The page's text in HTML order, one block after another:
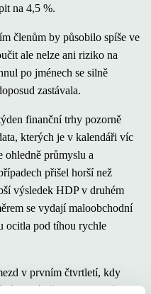
na 4,5 %.
členům by působilo spíše ve
ale nelze ani riziko na
po jménech se silně
zastávala.
finanční trhy pozorně
kterých je v kalendáři víc
ohledně průmyslu a
přišel horší než
výsledek HDP v druhém
se vydají maloobchodní
ocitla pod tíhou rychle
v prvním čtvrtletí, kdy
reálně ale podle našeho